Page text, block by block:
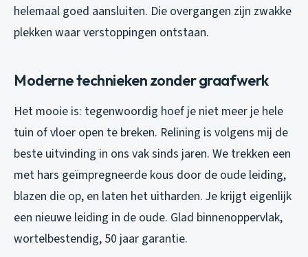
helemaal goed aansluiten. Die overgangen zijn zwakke
plekken waar verstoppingen ontstaan.
Moderne technieken zonder graafwerk
Het mooie is: tegenwoordig hoef je niet meer je hele
tuin of vloer open te breken. Relining is volgens mij de
beste uitvinding in ons vak sinds jaren. We trekken een
met hars geïmpregneerde kous door de oude leiding,
blazen die op, en laten het uitharden. Je krijgt eigenlijk
een nieuwe leiding in de oude. Glad binnenoppervlak,
wortelbestendig, 50 jaar garantie.